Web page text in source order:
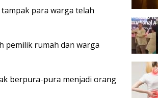
para warga telah
pemilik rumah dan warga
berpura-pura menjadi orang